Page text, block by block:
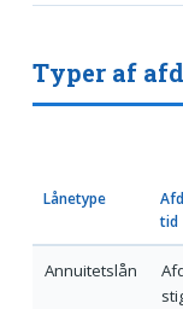
Typer af
Lånetype
tid
Annuitetslån